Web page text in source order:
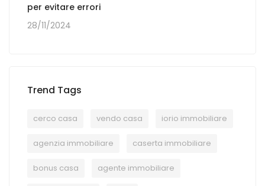
per evitare errori
28/11/2024
Trend Tags
cerco casa vendo casa iorio immobiliare
agenzia immobiliare caserta immobiliare
bonus casa agente immobiliare